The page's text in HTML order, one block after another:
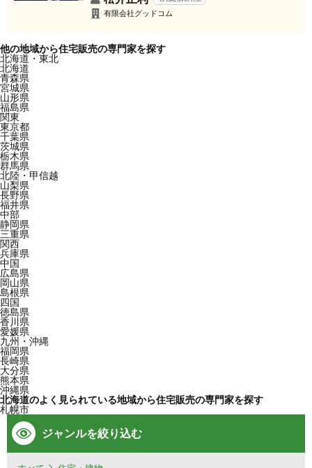
有限会社グッドコム
他の地域から住宅販売の専門家を探す
北海道・東北
北海道
青森県
宮城県
山形県
福島県
関東
東京都
千葉県
茨城県
栃木県
群馬県
北陸・甲信越
山梨県
長野県
福井県
中部
静岡県
三重県
関西
兵庫県
中国
広島県
岡山県
島根県
四国
徳島県
香川県
愛媛県
九州・沖縄
福岡県
長崎県
大分県
熊本県
沖縄県
北海道のよく見られている地域から住宅販売の専門家を探す
札幌市
ジャンルを絞り込む